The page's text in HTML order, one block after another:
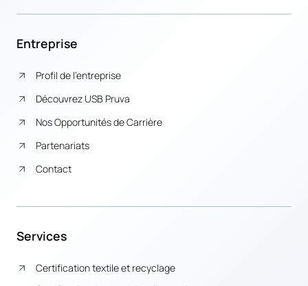
Entreprise
Profil de l’entreprise
Découvrez USB Pruva
Nos Opportunités de Carrière
Partenariats
Contact
Services
Certification textile et recyclage